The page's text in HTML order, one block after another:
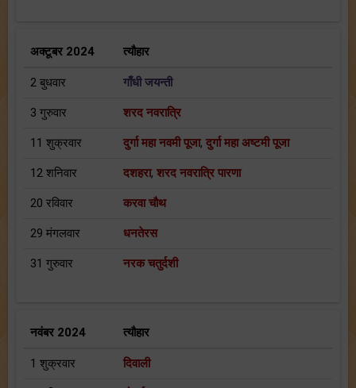
अक्टूबर 2024 त्यौहार
2 बुधवार गाँधी जयन्ती
3 गुरुवार शरद नवरात्रि
11 शुक्रवार दुर्गा महा नवमी पूजा, दुर्गा महा अष्टमी पूजा
12 शनिवार दशहरा, शरद नवरात्रि पारणा
20 रविवार करवा चौथ
29 मंगलवार धनतेरस
31 गुरुवार नरक चतुर्दशी
नवंबर 2024 त्यौहार
1 शुक्रवार दिवाली